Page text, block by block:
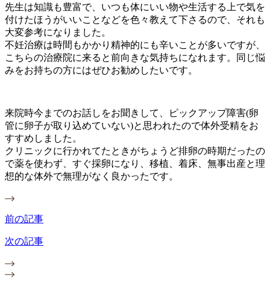
先生は知識も豊富で、いつも体にいい物や生活する上で気を
付けたほうがいいことなどを色々教えて下さるので、それも
大変参考になりました。
不妊治療は時間もかかり精神的にも辛いことが多いですが、
こちらの治療院に来ると前向きな気持ちになれます。同じ悩
みをお持ちの方にはぜひお勧めしたいです。
来院時今までのお話しをお聞きして、ピックアップ障害(卵
管に卵子が取り込めていない)と思われたので体外受精をお
すすめしました。
クリニックに行かれてたときがちょうど排卵の時期だったの
で薬を使わず、すぐ採卵になり、移植、着床、無事出産と理
想的な体外で無理がなく良かったです。
前の記事
次の記事